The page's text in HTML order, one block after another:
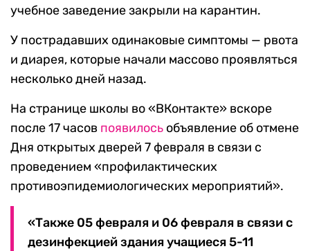
учебное заведение закрыли на карантин.
У пострадавших одинаковые симптомы — рвота
и диарея, которые начали массово проявляться
несколько дней назад.
На странице школы во «ВКонтакте» вскоре
после 17 часов появилось объявление об отмене
Дня открытых дверей 7 февраля в связи с
проведением «профилактических
противоэпидемиологических мероприятий».
«Также 05 февраля и 06 февраля в связи с
дезинфекцией здания учащиеся 5-11